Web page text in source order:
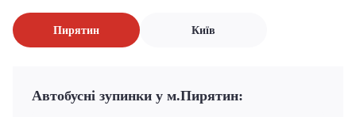
Пирятин Київ
Автобусні зупинки у м.Пирятин: